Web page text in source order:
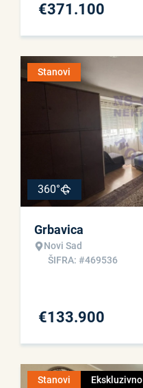
€371.100
Stanovi
360°
Grbavica
Novi Sad
ŠIFRA: #469536
€133.900
Stanovi Ekskluzivno